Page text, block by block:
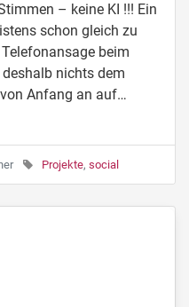
– keine KI !!! Ein
schon gleich zu
beim
nichts dem
Anfang an auf…
Projekte, social